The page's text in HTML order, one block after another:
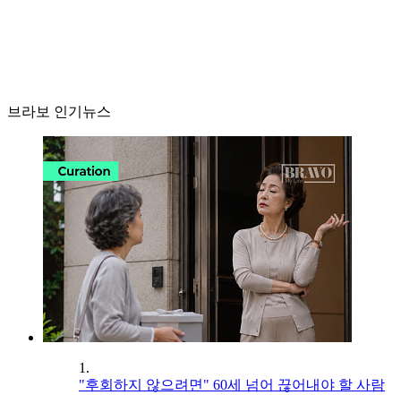
브라보 인기뉴스
1.
"후회하지 않으려면" 60세 넘어 끊어내야 할 사람